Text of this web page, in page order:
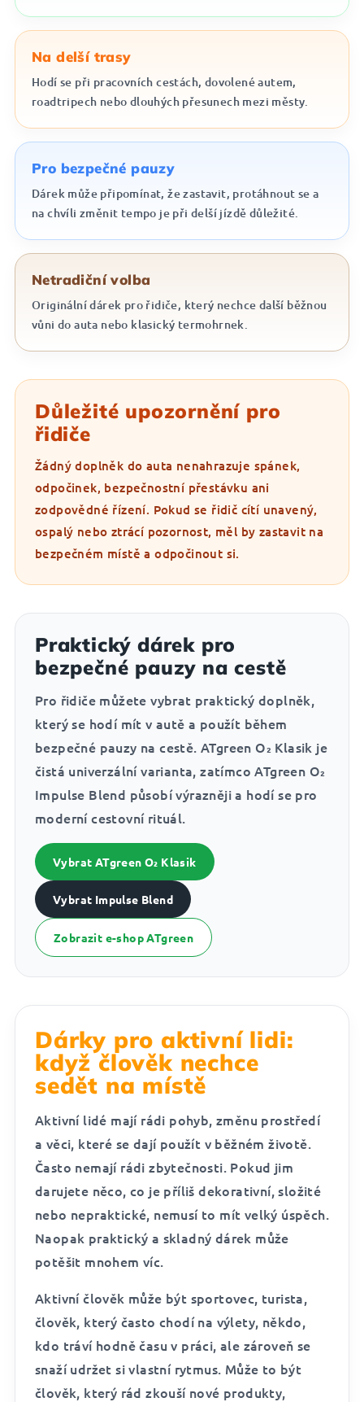
Na delší trasy
Hodí se při pracovních cestách, dovolené autem,
roadtripech nebo dlouhých přesunech mezi městy.
Pro bezpečné pauzy
Dárek může připomínat, že zastavit, protáhnout se a
na chvíli změnit tempo je při delší jízdě důležité.
Netradiční volba
Originální dárek pro řidiče, který nechce další běžnou
vůni do auta nebo klasický termohrnek.
Důležité upozornění pro
řidiče
Žádný doplněk do auta nenahrazuje spánek,
odpočinek, bezpečnostní přestávku ani
zodpovědné řízení. Pokud se řidič cítí unavený,
ospalý nebo ztrácí pozornost, měl by zastavit na
bezpečném místě a odpočinout si.
Praktický dárek pro
bezpečné pauzy na cestě
Pro řidiče můžete vybrat praktický doplněk,
který se hodí mít v autě a použít během
bezpečné pauzy na cestě. ATgreen O₂ Klasik je
čistá univerzální varianta, zatímco ATgreen O₂
Impulse Blend působí výrazněji a hodí se pro
moderní cestovní rituál.
Vybrat ATgreen O₂ Klasik
Vybrat Impulse Blend
Zobrazit e-shop ATgreen
Dárky pro aktivní lidi:
když člověk nechce
sedět na místě
Aktivní lidé mají rádi pohyb, změnu prostředí
a věci, které se dají použít v běžném životě.
Často nemají rádi zbytečnosti. Pokud jim
darujete něco, co je příliš dekorativní, složité
nebo nepraktické, nemusí to mít velký úspěch.
Naopak praktický a skladný dárek může
potěšit mnohem víc.
Aktivní člověk může být sportovec, turista,
člověk, který často chodí na výlety, někdo,
kdo tráví hodně času v práci, ale zároveň se
snaží udržet si vlastní rytmus. Může to být
člověk, který rád zkouší nové produkty,